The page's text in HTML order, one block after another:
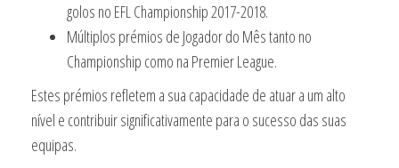
golos no EFL Championship 2017-2018.
Múltiplos prémios de Jogador do Mês tanto no
Championship como na Premier League.
Estes prémios refletem a sua capacidade de atuar a um alto
nível e contribuir significativamente para o sucesso das suas
equipas.